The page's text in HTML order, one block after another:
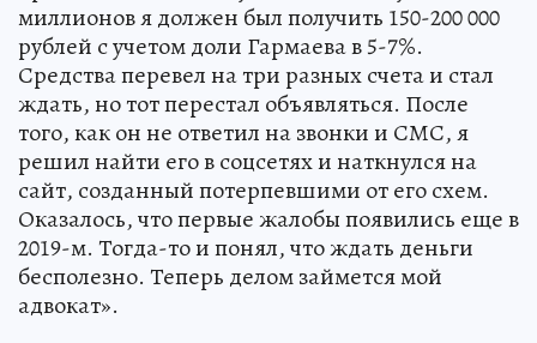
миллионов я должен был получить 150-200 000
рублей с учетом доли Гармаева в 5-7%.
Средства перевел на три разных счета и стал
ждать, но тот перестал объявляться. После
того, как он не ответил на звонки и СМС, я
решил найти его в соцсетях и наткнулся на
сайт, созданный потерпевшими от его схем.
Оказалось, что первые жалобы появились еще в
2019-м. Тогда-то и понял, что ждать деньги
бесполезно. Теперь делом займется мой
адвокат».